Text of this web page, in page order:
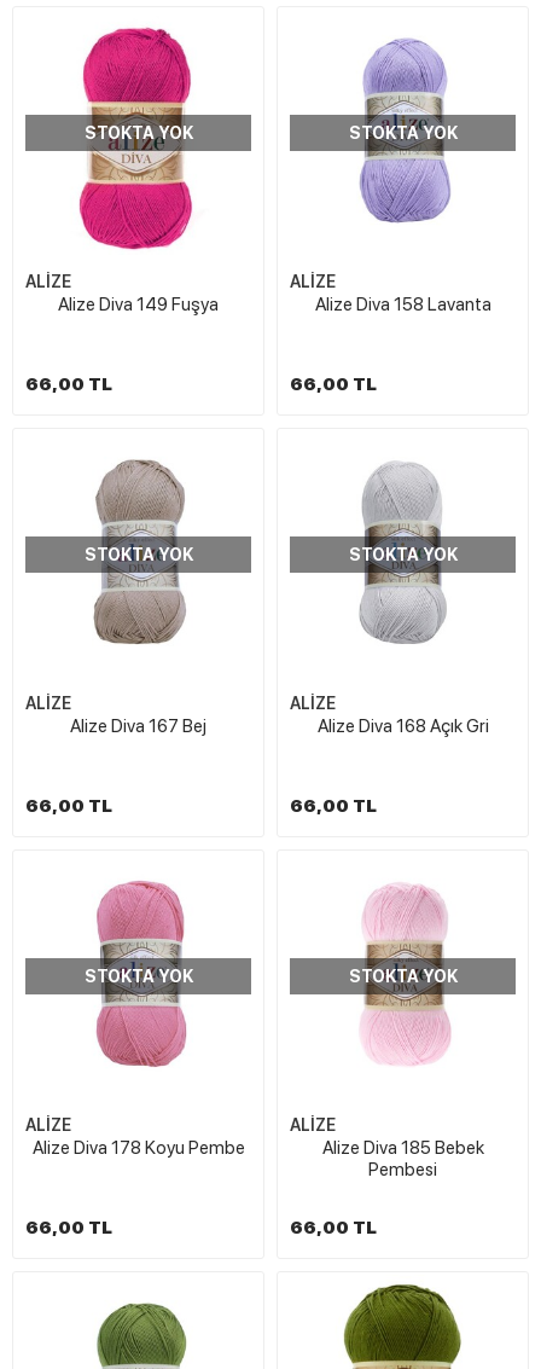
STOKTA YOK
ALİZE
Alize Diva 149 Fuşya
66,00 TL
STOKTA YOK
ALİZE
Alize Diva 158 Lavanta
66,00 TL
STOKTA YOK
ALİZE
Alize Diva 167 Bej
66,00 TL
STOKTA YOK
ALİZE
Alize Diva 168 Açık Gri
66,00 TL
STOKTA YOK
ALİZE
Alize Diva 178 Koyu Pembe
66,00 TL
STOKTA YOK
ALİZE
Alize Diva 185 Bebek
Pembesi
66,00 TL